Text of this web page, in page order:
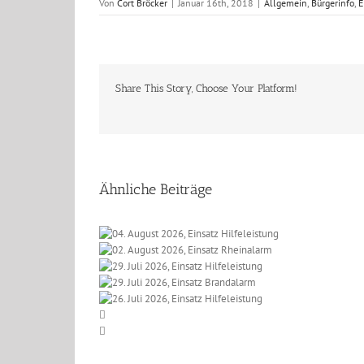
Von Cort Bröcker | Januar 16th, 2018 | Allgemein, Bürgerinfo,
Share This Story, Choose Your Platform!
Ähnliche Beiträge